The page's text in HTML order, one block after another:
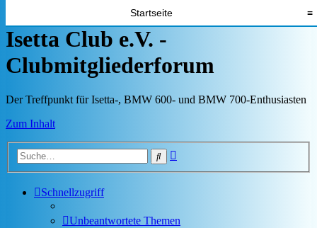
Startseite ≡
Isetta Club e.V. -
Clubmitgliederforum
Der Treffpunkt für Isetta-, BMW 600- und BMW 700-Enthusiasten
Zum Inhalt
Suche
Schnellzugriff
Unbeantwortete Themen